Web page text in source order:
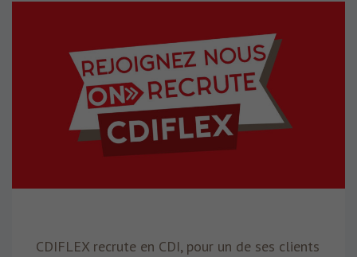
CDIFLEX recrute en CDI, pour un de ses clients